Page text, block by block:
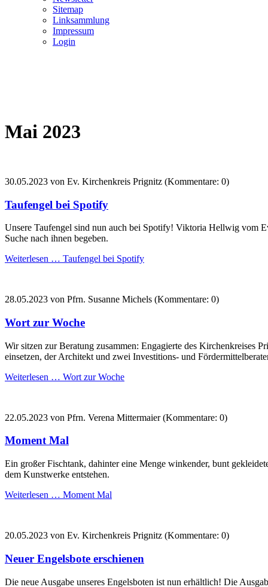
Sitemap
Linksammlung
Impressum
Login
Mai 2023
30.05.2023 von Ev. Kirchenkreis Prignitz (Kommentare: 0)
Taufengel bei Spotify
Unsere Taufengel sind nun auch bei Spotify! Viktoria Hellwig vom
Suche nach ihnen begeben.
Weiterlesen … Taufengel bei Spotify
28.05.2023 von Pfrn. Susanne Michels (Kommentare: 0)
Wort zur Woche
Wir sitzen zur Beratung zusammen: Engagierte des Kirchenkreises
einsetzen, der Architekt und zwei Investitions- und
Weiterlesen … Wort zur Woche
22.05.2023 von Pfrn. Verena Mittermaier (Kommentare: 0)
Moment Mal
Ein großer Fischtank, dahinter eine Menge winkender, bunt
dem Kunstwerke entstehen.
Weiterlesen … Moment Mal
20.05.2023 von Ev. Kirchenkreis Prignitz (Kommentare: 0)
Neuer Engelsbote erschienen
Die neue Ausgabe unseres Engelsboten ist nun erhältlich! Die